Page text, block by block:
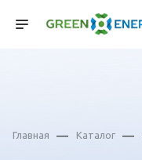
Главная — Каталог —